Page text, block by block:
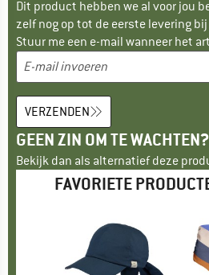
Dit product hebben we al voor jou
zelf nog op tot de eerste levering
Stuur me een e-mail wanneer het
VERZENDEN
GEEN ZIN OM TE WACHTEN?
Bekijk dan als alternatief deze
FAVORIETE